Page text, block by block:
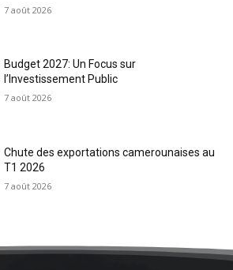
7 août 2026
Budget 2027: Un Focus sur
l’Investissement Public
7 août 2026
Chute des exportations camerounaises au
T1 2026
7 août 2026